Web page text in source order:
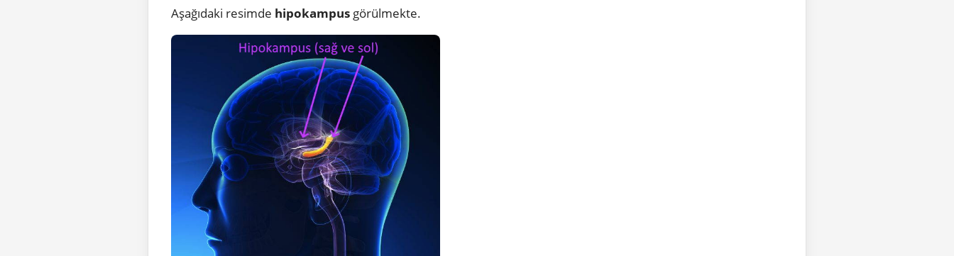
Aşağıdaki resimde hipokampus görülmekte.